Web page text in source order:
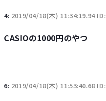
4: 2019/04/18(木) 11:34:19.94
CASIOの1000円のやつ
6: 2019/04/18(木) 11:53:40.68